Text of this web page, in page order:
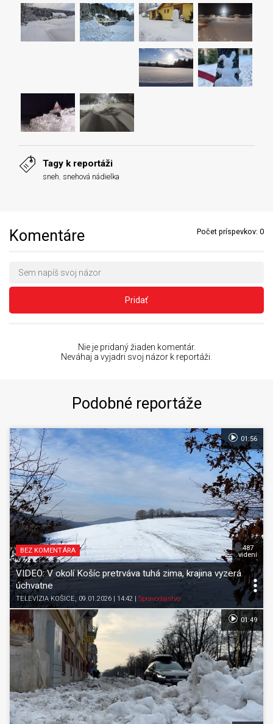
Tagy k reportáži
sneh snehová nádielka
Komentáre Počet príspevkov: 0
Pridať
Nie je pridaný žiaden komentár.
Neváhaj a vyjadri svoj názor k reportáži.
Podobné reportáže
BEZ KOMENTÁRA
VIDEO: V okolí Košíc pretrváva tuhá zima, krajina vyzerá
úchvatne
TELEVÍZIA KOŠICE, 09.01.2026 | 14:42 | Spravodajstvo
487
videní
01:56
01:49